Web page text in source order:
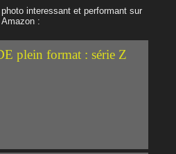
interessant et performant sur
Amazon :
plein format : série Z